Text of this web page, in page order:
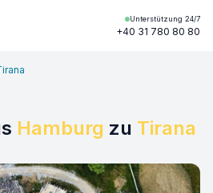
Unterstützung 24/7
+40 31 780 80 80
Hamburg zu Tirana